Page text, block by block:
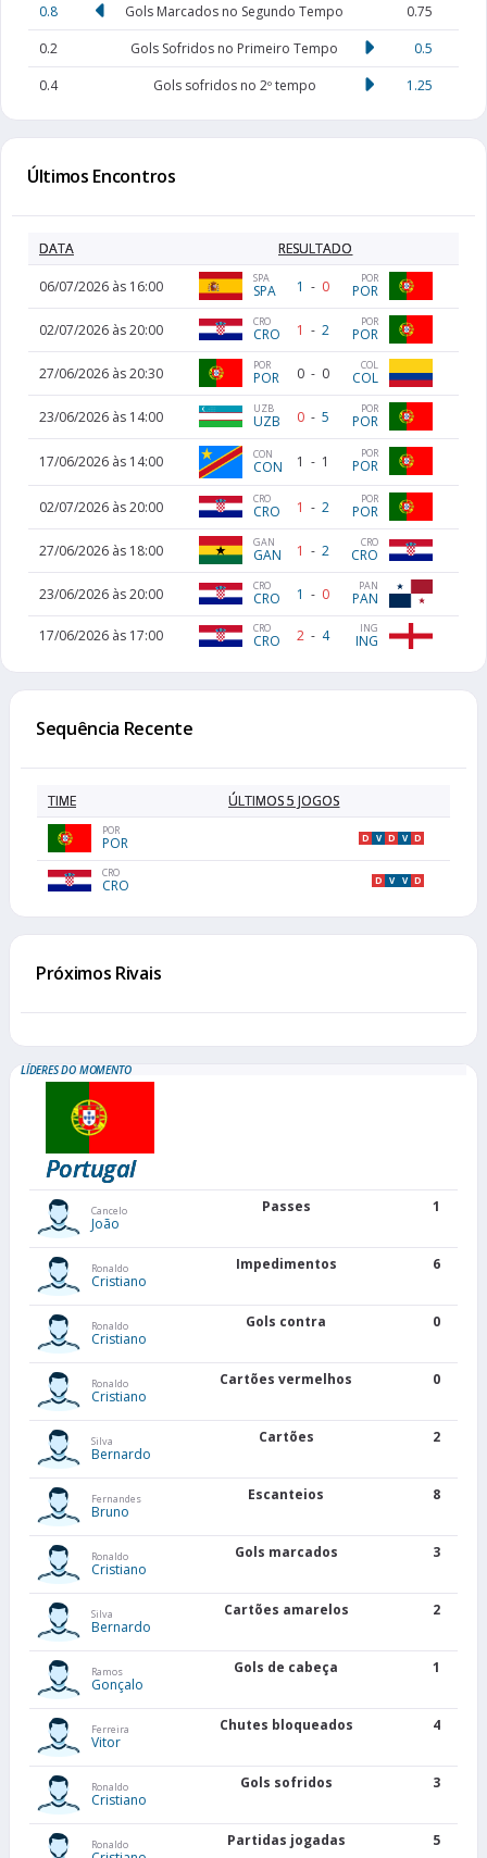
0.8
Gols Marcados no Segundo Tempo
0.75
0.2
Gols Sofridos no Primeiro Tempo
0.5
0.4
Gols sofridos no 2º tempo 1.25
Últimos Encontros
DATA RESULTADO
06/07/2026 às 16:00 SPA
SPA 1 - 0 POR
POR
02/07/2026 às 20:00 CRO
CRO 1 - 2 POR
POR
27/06/2026 às 20:30 POR
POR 0 - 0 COL
COL
23/06/2026 às 14:00 UZB
UZB 0 - 5 POR
POR
17/06/2026 às 14:00 CON
CON 1 - 1 POR
POR
02/07/2026 às 20:00 CRO
CRO 1 - 2 POR
POR
27/06/2026 às 18:00 GAN
GAN 1 - 2 CRO
CRO
23/06/2026 às 20:00 CRO
CRO 1 - 0 PAN
PAN
17/06/2026 às 17:00
CRO
CRO 2 - 4 ING
ING
Sequência Recente
TIME ÚLTIMOS 5 JOGOS
POR
POR D V D V D
CRO
CRO D V V D
Próximos Rivais
LÍDERES DO MOMENTO
Portugal
Cancelo
João
Passes 1
Ronaldo
Cristiano
Impedimentos 6
Ronaldo
Cristiano
Gols contra 0
Ronaldo
Cristiano
Cartões vermelhos 0
Silva
Bernardo
Cartões 2
Fernandes
Bruno
Escanteios 8
Ronaldo
Cristiano
Gols marcados 3
Silva
Bernardo
Cartões amarelos 2
Ramos
Gonçalo
Gols de cabeça 1
Ferreira
Vitor
Chutes bloqueados 4
Ronaldo
Cristiano
Gols sofridos 3
Ronaldo Partidas jogadas 5